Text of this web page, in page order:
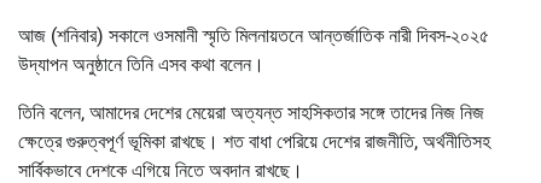
আজ (শনিবার) সকালে ওসমানী স্মৃতি মিলনায়তনে আন্তর্জাতিক নারী দিবস-২০২৫
উদ্‌যাপন অনুষ্ঠানে তিনি এসব কথা বলেন।
তিনি বলেন, আমাদের দেশের মেয়েরা অত্যন্ত সাহসিকতার সঙ্গে তাদের নিজ নিজ
ক্ষেত্রে গুরুত্বপূর্ণ ভূমিকা রাখছে। শত বাধা পেরিয়ে দেশের রাজনীতি, অর্থনীতিসহ
সার্বিকভাবে দেশকে এগিয়ে নিতে অবদান রাখছে।